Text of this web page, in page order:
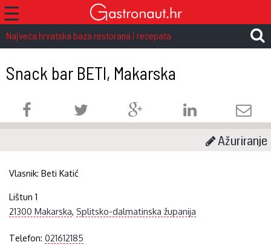
☰
Najveća hrvatska baza restorana i recepata
Snack bar BETI, Makarska
Ažuriranje
Vlasnik:Beti Katić
Lištun 1
21300 Makarska,Splitsko-dalmatinska županija
Telefon:021612185